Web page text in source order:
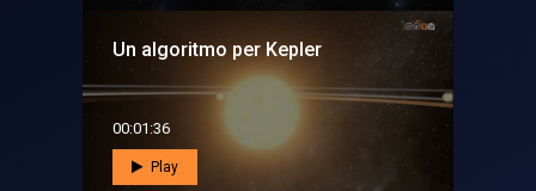
Un algoritmo per Kepler
00:01:36
Play